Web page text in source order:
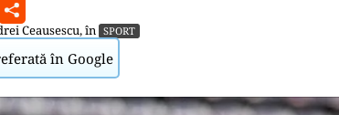
Ceausescu, în SPORT
în Google